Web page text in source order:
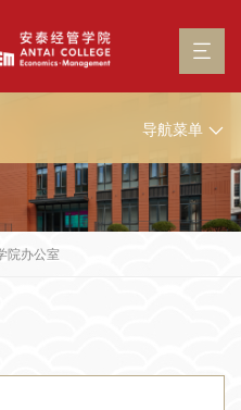
导航菜单
院办公室